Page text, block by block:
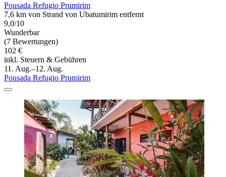
Pousada Refugio Prumirim
7,6 km von Strand von Ubatumirim entfernt
9,0/10
Wunderbar
(7 Bewertungen)
102 €
inkl. Steuern & Gebühren
11. Aug.–12. Aug.
Pousada Refugio Prumirim